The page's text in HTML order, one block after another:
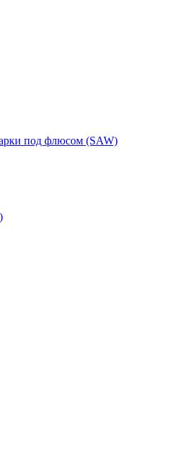
под флюсом (SAW)